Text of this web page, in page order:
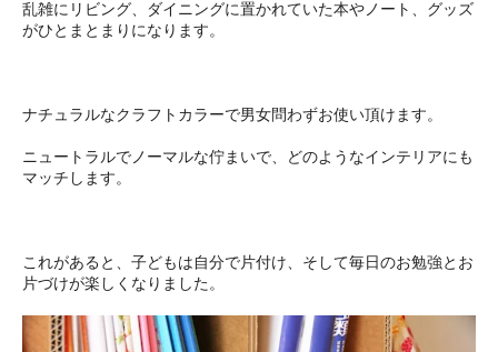
乱雑にリビング、ダイニングに置かれていた本やノート、グッズ
がひとまとまりになります。
ナチュラルなクラフトカラーで男女問わずお使い頂けます。
ニュートラルでノーマルな佇まいで、どのようなインテリアにも
マッチします。
これがあると、子どもは自分で片付け、そして毎日のお勉強とお
片づけが楽しくなりました。